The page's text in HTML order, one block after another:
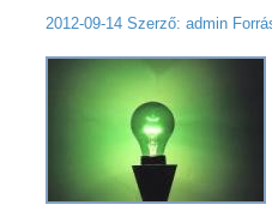
2012-09-14 Szerző: admin